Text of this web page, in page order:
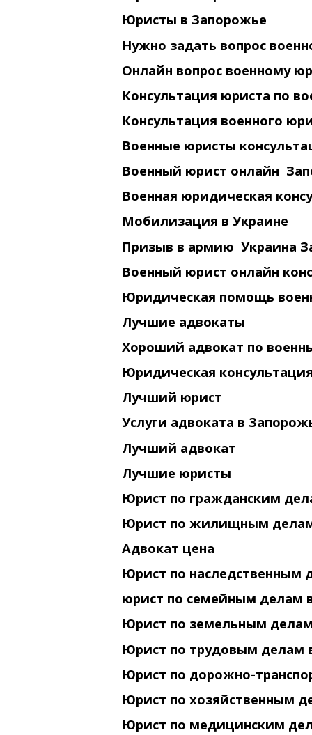
Юристы в Запорожье
Нужно задать вопрос
Онлайн вопрос военному
Консультация юриста по
Консультация военного
Военные юристы
Военный юрист онлайн
Военная юридическая
Мобилизация в Украине
Призыв в армию Украина
Военный юрист онлайн
Юридическая помощь
Лучшие адвокаты
Хороший адвокат по
Юридическая
Лучший юрист
Услуги адвоката в
Лучший адвокат
Лучшие юристы
Юрист по гражданским
Юрист по жилищным
Адвокат цена
Юрист по наследственным
юрист по семейным делам
Юрист по земельным
Юрист по трудовым делам
Юрист по дорожно-
Юрист по хозяйственным
Юрист по медицинским